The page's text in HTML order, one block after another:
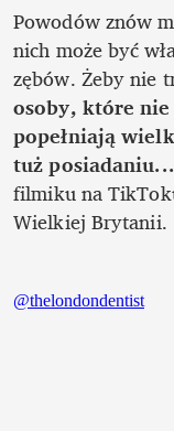
Powodów znów
nich może być
osoby, które
popełniają
tuż
filmiku na
Wielkiej Brytanii.